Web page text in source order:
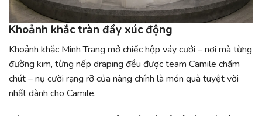
Khoảnh khắc tràn đầy xúc động
Khoảnh khắc Minh Trang mở chiếc hộp váy cưới – nơi mà từng
đường kim, từng nếp draping đều được team Camile chăm
chút – nụ cười rạng rỡ của nàng chính là món quà tuyệt vời
nhất dành cho Camile.